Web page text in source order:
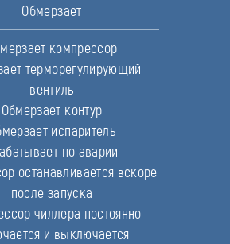
Обмерзает
компрессор
терморегулирующий
вентиль
Обмерзает контур
испаритель
по аварии
останавливается вскоре
после запуска
чиллера постоянно
и выключается